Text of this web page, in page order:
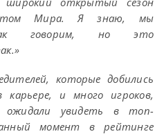
Мира. Я знаю, мы
говорим, но это
которые добились
карьере, и много игроков,
увидеть в топ-
момент в рейтинге